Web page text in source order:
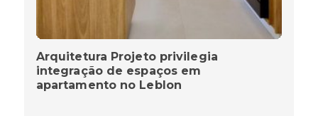
Arquitetura Projeto privilegia
integração de espaços em
apartamento no Leblon